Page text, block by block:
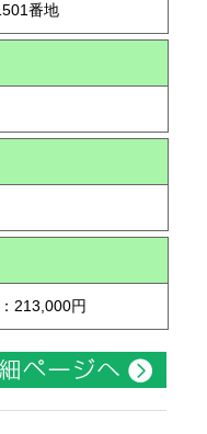
番地
213,000円